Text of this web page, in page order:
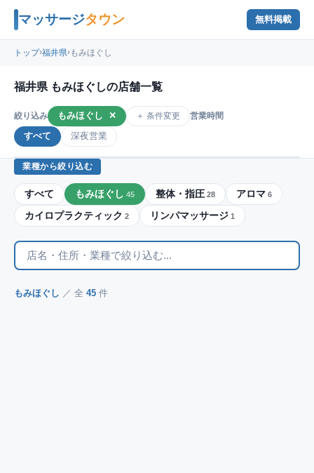
マッサージタウン 無料掲載
トップ›福井県›もみほぐし
福井県 もみほぐしの店舗一覧
絞り込み もみほぐし ✕ ＋ 条件変更 営業時間
すべて 深夜営業
業種から絞り込む
すべて もみほぐし 45 整体・指圧 28 アロマ 6
カイロプラクティック 2 リンパマッサージ 1
もみほぐし ／ 全 45 件